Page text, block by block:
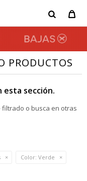
PRODUCTOS
esta sección.
o busca en otras
Color: Verde